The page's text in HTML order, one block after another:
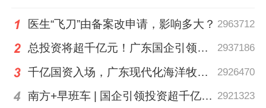
医生“飞刀”由备案改申请，影响多大？ 2963712
总投资将超千亿元！广东国企引领现代化海洋牧场建设 2937186
千亿国资入场，广东现代化海洋牧场建设进入2.0时代｜聊点政经事 2926470
南方+早班车 | 国企引领投资超千亿！广东现代化海洋牧场建设提速 2921323